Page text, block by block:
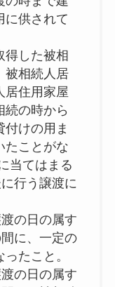
に供されて
得した被相
被相続人居
居住用家屋
続の時から
けの用ま
たことがな
当てはまる
行う譲渡に
の日の属す
に、一定の
たこと。
の日の属す